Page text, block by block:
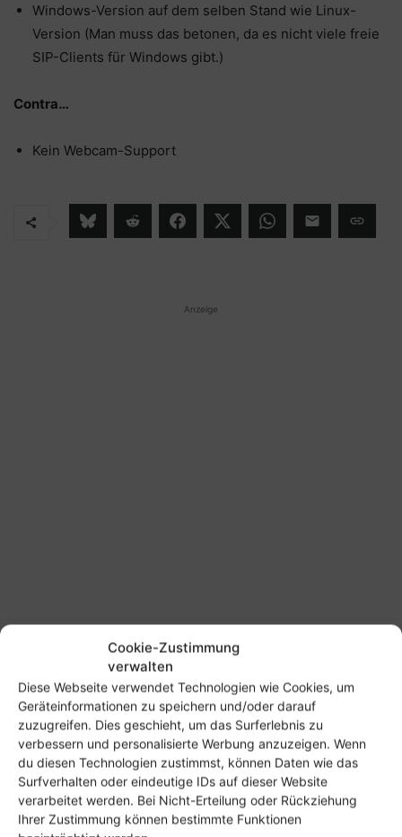
Cookie-Zustimmung
verwalten
Diese Webseite verwendet Technologien wie Cookies, um
Geräteinformationen zu speichern und/oder darauf
zuzugreifen. Dies geschieht, um das Surferlebnis zu
verbessern und personalisierte Werbung anzuzeigen. Wenn
du diesen Technologien zustimmst, können Daten wie das
Surfverhalten oder eindeutige IDs auf dieser Website
verarbeitet werden. Bei Nicht-Erteilung oder Rückziehung
Ihrer Zustimmung können bestimmte Funktionen
Windows-Version auf dem selben Stand wie Linux-
Version (Man muss das betonen, da es nicht viele freie
SIP-Clients für Windows gibt.)
Contra…
Kein Webcam-Support
Anzeige
SCHLAGWORTE Blink Internet-Telefonie SIP VoIP
Vorheriger Artikel